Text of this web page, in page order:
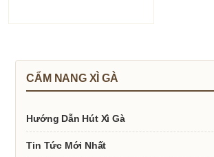
CẨM NANG XÌ GÀ
Hướng Dẫn Hút Xì Gà
Tin Tức Mới Nhất